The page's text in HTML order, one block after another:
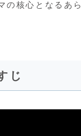
の核心となるあ
じ